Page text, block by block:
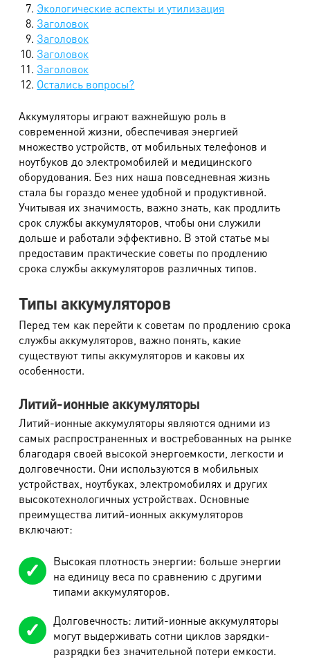
Экологические аспекты и утилизация
Заголовок
Заголовок
Заголовок
Заголовок
Остались вопросы?
Аккумуляторы играют важнейшую роль в
современной жизни, обеспечивая энергией
множество устройств, от мобильных телефонов и
ноутбуков до электромобилей и медицинского
оборудования. Без них наша повседневная жизнь
стала бы гораздо менее удобной и продуктивной.
Учитывая их значимость, важно знать, как продлить
срок службы аккумуляторов, чтобы они служили
дольше и работали эффективно. В этой статье мы
предоставим практические советы по продлению
срока службы аккумуляторов различных типов.
Типы аккумуляторов
Перед тем как перейти к советам по продлению срока
службы аккумуляторов, важно понять, какие
существуют типы аккумуляторов и каковы их
особенности.
Литий-ионные аккумуляторы
Литий-ионные аккумуляторы являются одними из
самых распространенных и востребованных на рынке
благодаря своей высокой энергоемкости, легкости и
долговечности. Они используются в мобильных
устройствах, ноутбуках, электромобилях и других
высокотехнологичных устройствах. Основные
преимущества литий-ионных аккумуляторов
включают:
Высокая плотность энергии: больше энергии
на единицу веса по сравнению с другими
типами аккумуляторов.
Долговечность: литий-ионные аккумуляторы
могут выдерживать сотни циклов зарядки-
разрядки без значительной потери емкости.